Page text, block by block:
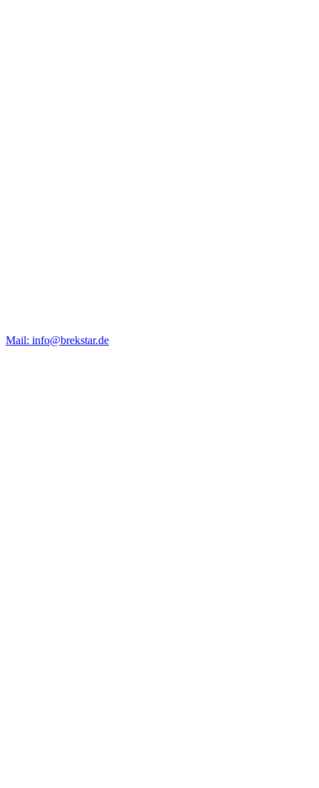
Mail: info@brekstar.de